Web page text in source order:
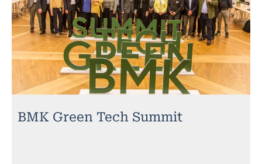
BMK Green Tech Summit